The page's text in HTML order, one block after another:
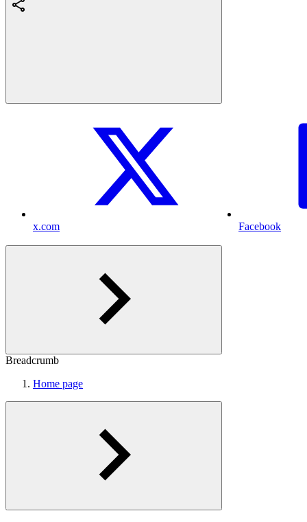
x.com Facebook
Breadcrumb
Home page